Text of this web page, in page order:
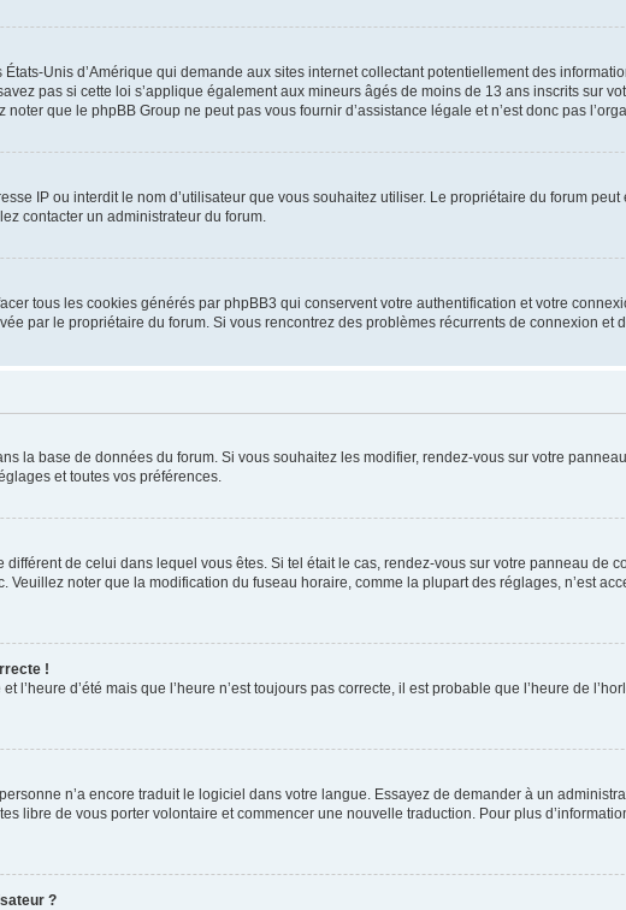
Unis d’Amérique qui demande aux sites internet collectant potentiellement des
pas si cette loi s’applique également aux mineurs âgés de moins de 13 ans inscrits sur
que le phpBB Group ne peut pas vous fournir d’assistance légale et n’est donc pas
IP ou interdit le nom d’utilisateur que vous souhaitez utiliser. Le propriétaire du forum
contacter un administrateur du forum.
tous les cookies générés par phpBB3 qui conservent votre authentification et votre
par le propriétaire du forum. Si vous rencontrez des problèmes récurrents de connexion
la base de données du forum. Si vous souhaitez les modifier, rendez-vous sur votre
et toutes vos préférences.
différent de celui dans lequel vous êtes. Si tel était le cas, rendez-vous sur votre panneau de
noter que la modification du fuseau horaire, comme la plupart des réglages, n’est
!
l’heure d’été mais que l’heure n’est toujours pas correcte, il est probable que l’heure de
n’a encore traduit le logiciel dans votre langue. Essayez de demander à un
libre de vous porter volontaire et commencer une nouvelle traduction. Pour plus
?